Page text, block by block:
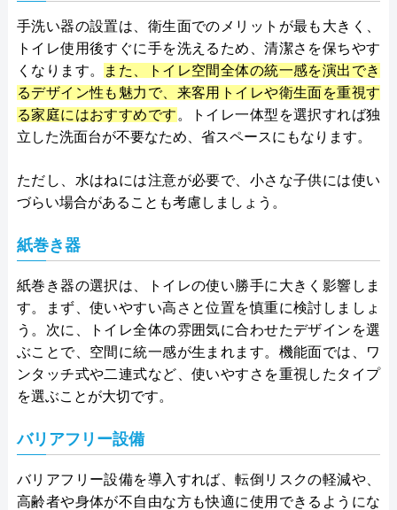
手洗い器の設置は、衛生面でのメリットが最も大きく、
トイレ使用後すぐに手を洗えるため、清潔さを保ちやす
くなります。
また、トイレ空間全体の統一感を演出でき
るデザイン性も魅力で、来客用トイレや衛生面を重視す
る家庭にはおすすめです 。トイレ一体型を選択すれば独
立した洗面台が不要なため、省スペースにもなります。
ただし、水はねには注意が必要で、小さな子供には使い
づらい場合があることも考慮しましょう。
紙巻き器
紙巻き器の選択は、トイレの使い勝手に大きく影響しま
す。まず、使いやすい高さと位置を慎重に検討しましょ
う。次に、トイレ全体の雰囲気に合わせたデザインを選
ぶことで、空間に統一感が生まれます。機能面では、ワ
ンタッチ式や二連式など、使いやすさを重視したタイプ
を選ぶことが大切です。
バリアフリー設備
バリアフリー設備を導入すれば、転倒リスクの軽減や、
高齢者や身体が不自由な方も快適に使用できるようにな